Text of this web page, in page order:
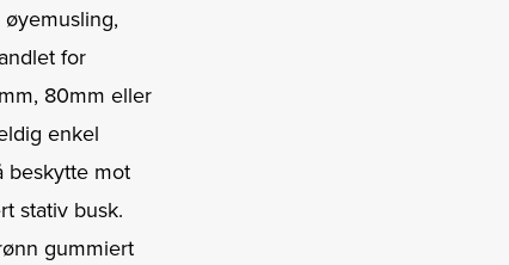
for
80mm eller
enkel
beskytte mot
stativ busk.
gummiert